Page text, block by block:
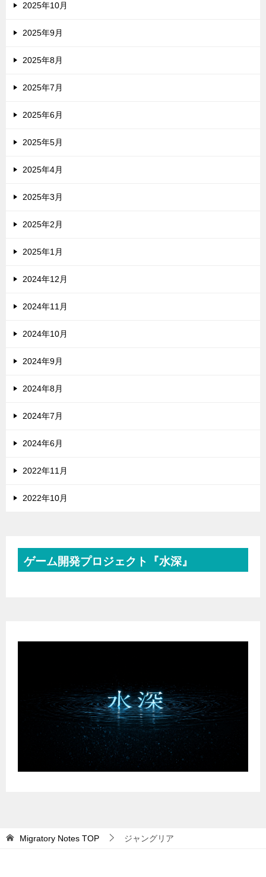
2025年10月
2025年9月
2025年8月
2025年7月
2025年6月
2025年5月
2025年4月
2025年3月
2025年2月
2025年1月
2024年12月
2024年11月
2024年10月
2024年9月
2024年8月
2024年7月
2024年6月
2022年11月
2022年10月
ゲーム開発プロジェクト『水深』
Migratory Notes TOP ジャングリア